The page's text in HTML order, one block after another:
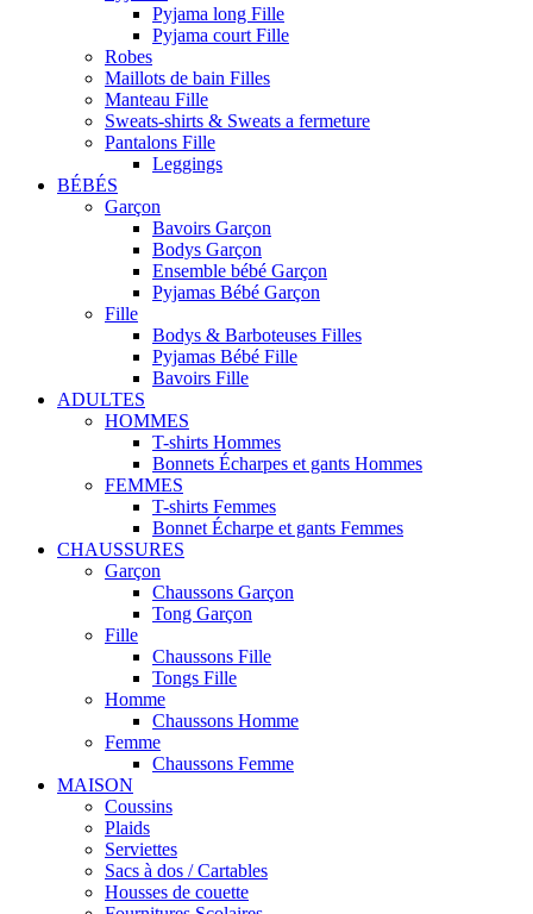
Pyjama long Fille
Pyjama court Fille
Robes
Maillots de bain Filles
Manteau Fille
Sweats-shirts & Sweats a fermeture
Pantalons Fille
Leggings
BÉBÉS
Garçon
Bavoirs Garçon
Bodys Garçon
Ensemble bébé Garçon
Pyjamas Bébé Garçon
Fille
Bodys & Barboteuses Filles
Pyjamas Bébé Fille
Bavoirs Fille
ADULTES
HOMMES
T-shirts Hommes
Bonnets Écharpes et gants Hommes
FEMMES
T-shirts Femmes
Bonnet Écharpe et gants Femmes
CHAUSSURES
Garçon
Chaussons Garçon
Tong Garçon
Fille
Chaussons Fille
Tongs Fille
Homme
Chaussons Homme
Femme
Chaussons Femme
MAISON
Coussins
Plaids
Serviettes
Sacs à dos / Cartables
Housses de couette